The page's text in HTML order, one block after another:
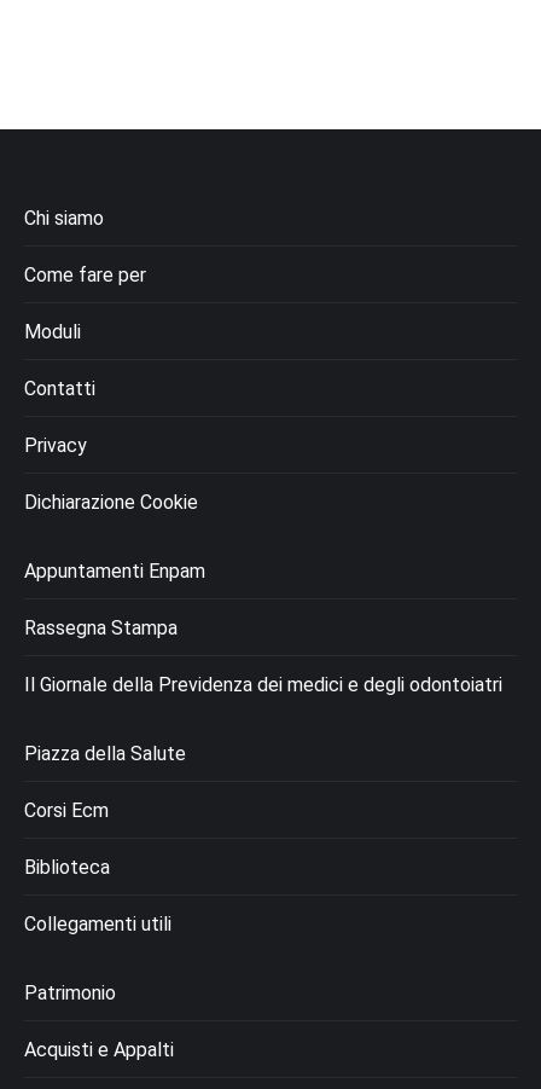
Chi siamo
Come fare per
Moduli
Contatti
Privacy
Dichiarazione Cookie
Appuntamenti Enpam
Rassegna Stampa
Il Giornale della Previdenza dei medici e degli odontoiatri
Piazza della Salute
Corsi Ecm
Biblioteca
Collegamenti utili
Patrimonio
Acquisti e Appalti